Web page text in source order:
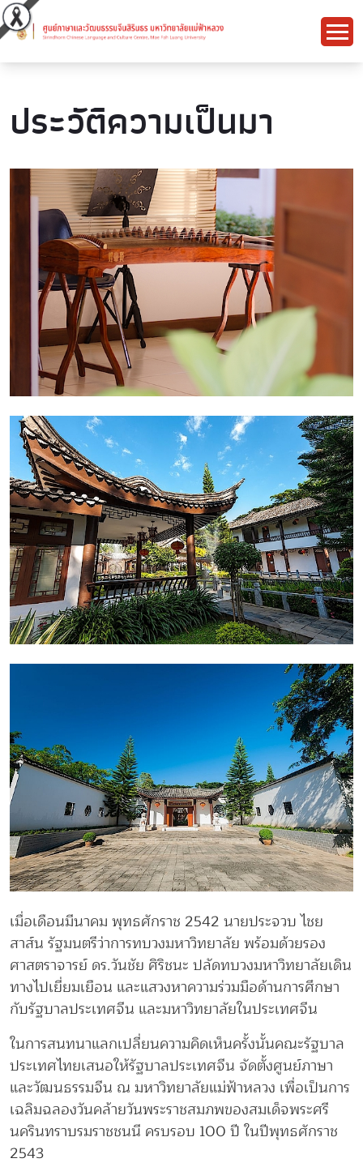
ประวัติความเป็นมา
เมื่อเดือนมีนาคม พุทธศักราช 2542 นายประจวบ ไชย
สาส์น รัฐมนตรีว่าการทบวงมหาวิทยาลัย พร้อมด้วยรอง
ศาสตราจารย์ ดร.วันชัย ศิริชนะ ปลัดทบวงมหาวิทยาลัยเดิน
ทางไปเยี่ยมเยือน และแสวงหาความร่วมมือด้านการศึกษา
กับรัฐบาลประเทศจีน และมหาวิทยาลัยในประเทศจีน
ในการสนทนาแลกเปลี่ยนความคิดเห็นครั้งนั้นคณะรัฐบาล
ประเทศไทยเสนอให้รัฐบาลประเทศจีน จัดตั้งศูนย์ภาษา
และวัฒนธรรมจีน ณ มหาวิทยาลัยแม่ฟ้าหลวง เพื่อเป็นการ
เฉลิมฉลองวันคล้ายวันพระราชสมภพของสมเด็จพระศรี
นครินทราบรมราชชนนี ครบรอบ 100 ปี ในปีพุทธศักราช
2543